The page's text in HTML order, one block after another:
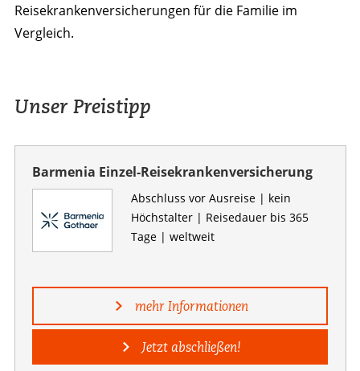
Reisekrankenversicherungen für die Familie im
Vergleich.
Unser Preistipp
Barmenia Einzel-Reisekrankenversicherung
Abschluss vor Ausreise | kein
Höchstalter | Reisedauer bis 365
Tage | weltweit
mehr Informationen
Jetzt abschließen!